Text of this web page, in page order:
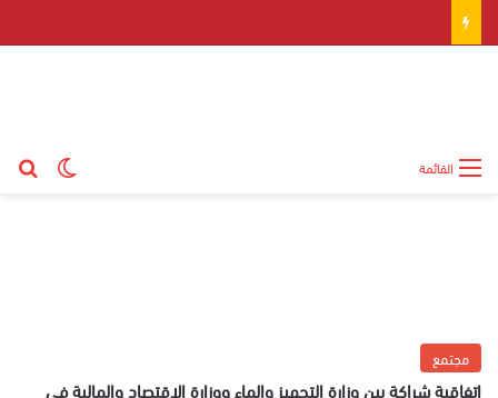
القائمة
مجتمع
اتفاقية شراكة بين وزارة التجهيز والماء ووزارة الاقتصاد والمالية في